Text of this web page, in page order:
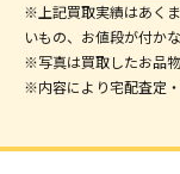
※上記買取実績はあく
いもの、お値段が付か
※写真は買取したお品物
※内容により宅配査定